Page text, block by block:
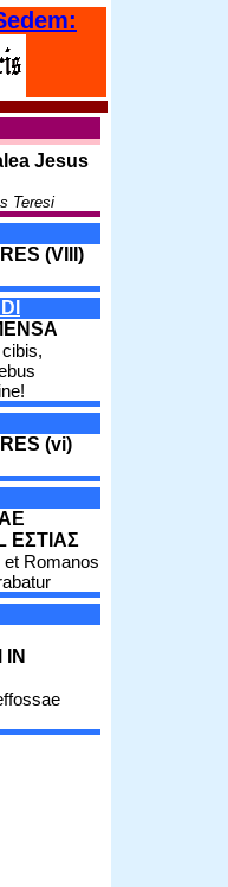
coenautocinetum
Jesus
Teresi
(VIII)
(vi)
ΕΣΤΙΑΣ
Romanos
IN